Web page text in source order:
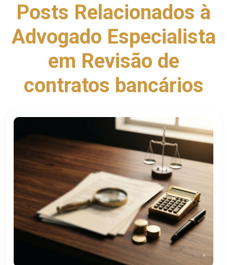
Posts Relacionados à
Advogado Especialista
em Revisão de
contratos bancários